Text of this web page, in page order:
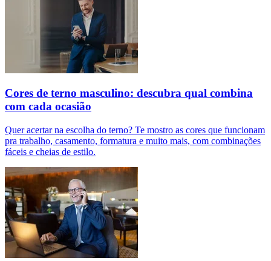
Cores de terno masculino: descubra qual combina
com cada ocasião
Quer acertar na escolha do terno? Te mostro as cores que funcionam
pra trabalho, casamento, formatura e muito mais, com combinações
fáceis e cheias de estilo.